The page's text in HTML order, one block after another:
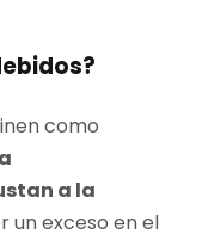
como
a la
un exceso en el